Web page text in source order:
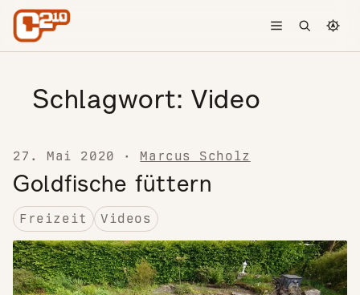
Skip to content
Toggle menu
Open
Schlagwort: Video
27. Mai 2020 · Marcus Scholz
Goldfische füttern
Freizeit Videos